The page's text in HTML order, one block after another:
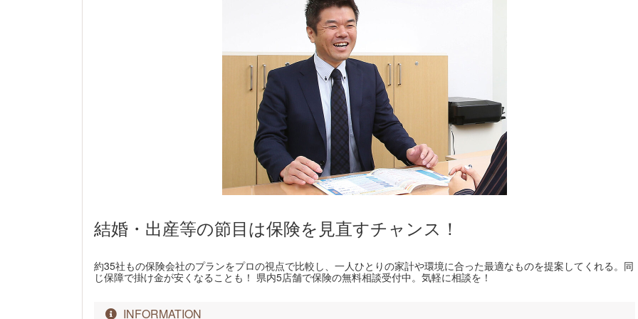
結婚・出産等の節目は保険を見直すチャンス！
約35社もの保険会社のプランをプロの視点で比較し、一人ひとりの家計や環境に合った最適なものを提案してくれる。同
じ保障で掛け金が安くなることも！ 県内5店舗で保険の無料相談受付中。気軽に相談を！
INFORMATION